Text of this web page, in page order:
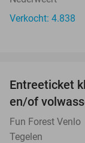
Verkocht: 4.838
Entreeticket
en/of
Fun Forest Venlo
Tegelen